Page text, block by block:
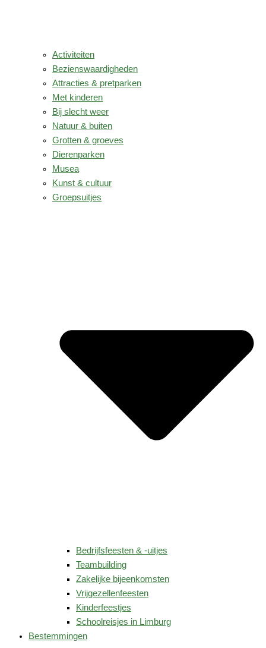
Activiteiten
Bezienswaardigheden
Attracties & pretparken
Met kinderen
Bij slecht weer
Natuur & buiten
Grotten & groeves
Dierenparken
Musea
Kunst & cultuur
Groepsuitjes
Bedrijfsfeesten & -uitjes
Teambuilding
Zakelijke bijeenkomsten
Vrijgezellenfeesten
Kinderfeestjes
Schoolreisjes in Limburg
Bestemmingen